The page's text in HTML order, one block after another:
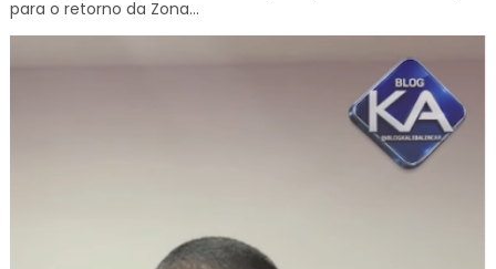
para o retorno da Zona...